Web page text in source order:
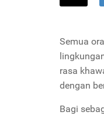
Semua
rasa
dengan
Bagi